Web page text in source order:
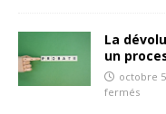
La
un
octobre
fermés